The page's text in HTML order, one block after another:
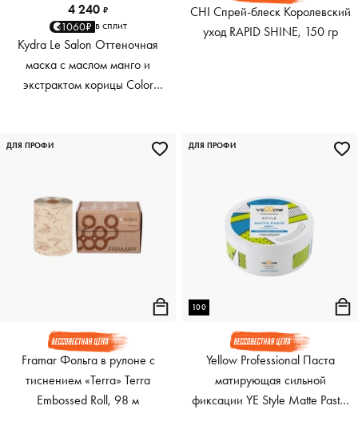
4 240 ₽
1060₽ в сплит
Kydra Le Salon Оттеночная
маска с маслом манго и
экстрактом корицы Color
CHI Спрей-блеск Королевский
уход RAPID SHINE, 150 гр
Framar Фольга в рулоне с
тиснением «Terra» Terra
Embossed Roll, 98 м
ДЛЯ ПРОФИ
100
Yellow Professional Паста
матирующая сильной
фиксации YE Style Matte Paste,
ДЛЯ ПРОФИ